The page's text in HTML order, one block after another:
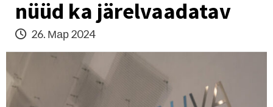
nüüd ka järelvaadatav
26. Мар 2024